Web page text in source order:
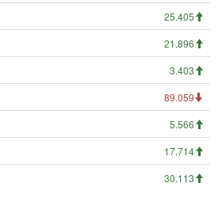
25.405
21.896
3.403
89.059
5.566
17.714
30.113